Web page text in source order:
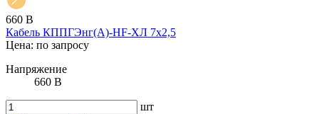
660 В
Кабель КППГЭнг(А)-HF-ХЛ 7х2,5
Цена: по запросу
Напряжение
660 В
шт